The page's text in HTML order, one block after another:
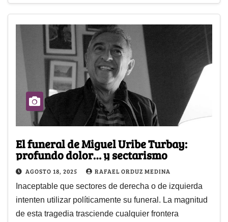
El funeral de Miguel Uribe Turbay:
profundo dolor… y sectarismo
AGOSTO 18, 2025 RAFAEL ORDUZ MEDINA
Inaceptable que sectores de derecha o de izquierda
intenten utilizar políticamente su funeral. La magnitud
de esta tragedia trasciende cualquier frontera